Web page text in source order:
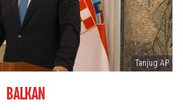
Tanjug AP
BALKAN